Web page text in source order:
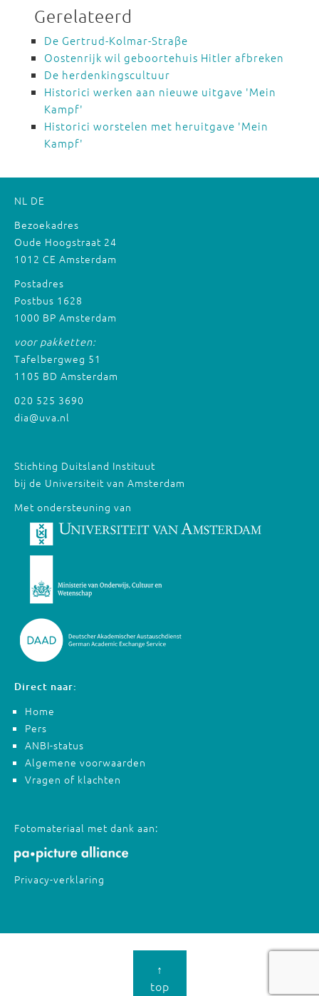
Gerelateerd
De Gertrud-Kolmar-Straβe
Oostenrijk wil geboortehuis Hitler afbreken
De herdenkingscultuur
Historici werken aan nieuwe uitgave 'Mein
Kampf'
Historici worstelen met heruitgave 'Mein
Kampf'
NL DE
Bezoekadres
Oude Hoogstraat 24
1012 CE Amsterdam
Postadres
Postbus 1628
1000 BP Amsterdam
voor pakketten:
Tafelbergweg 51
1105 BD Amsterdam
020 525 3690
dia@uva.nl
Stichting Duitsland Instituut
bij de Universiteit van Amsterdam
Met ondersteuning van
Direct naar:
Home
Pers
ANBI-status
Algemene voorwaarden
Vragen of klachten
Fotomateriaal met dank aan:
Privacy-verklaring
↑
top